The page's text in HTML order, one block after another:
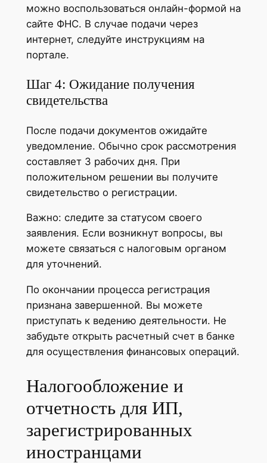
можно воспользоваться онлайн-формой на
сайте ФНС. В случае подачи через
интернет, следуйте инструкциям на
портале.
Шаг 4: Ожидание получения
свидетельства
После подачи документов ожидайте
уведомление. Обычно срок рассмотрения
составляет 3 рабочих дня. При
положительном решении вы получите
свидетельство о регистрации.
Важно: следите за статусом своего
заявления. Если возникнут вопросы, вы
можете связаться с налоговым органом
для уточнений.
По окончании процесса регистрация
признана завершенной. Вы можете
приступать к ведению деятельности. Не
забудьте открыть расчетный счет в банке
для осуществления финансовых операций.
Налогообложение и
отчетность для ИП,
зарегистрированных
иностранцами